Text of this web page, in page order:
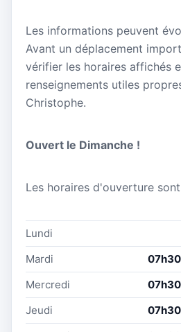
Les informations peuvent
Avant un déplacement
vérifier les horaires affichés
renseignements utiles
Christophe.
Ouvert le Dimanche !
Les horaires d'ouverture
Lundi
Mardi
Mercredi
Jeudi